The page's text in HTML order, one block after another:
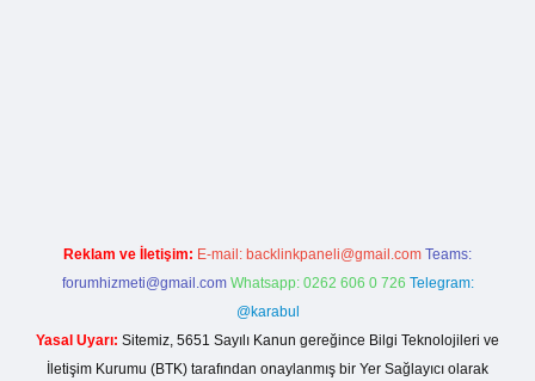
Reklam ve İletişim: E-mail: backlinkpaneli@gmail.com Teams:
forumhizmeti@gmail.com Whatsapp: 0262 606 0 726 Telegram:
@karabul
Yasal Uyarı: Sitemiz, 5651 Sayılı Kanun gereğince Bilgi Teknolojileri ve
İletişim Kurumu (BTK) tarafından onaylanmış bir Yer Sağlayıcı olarak